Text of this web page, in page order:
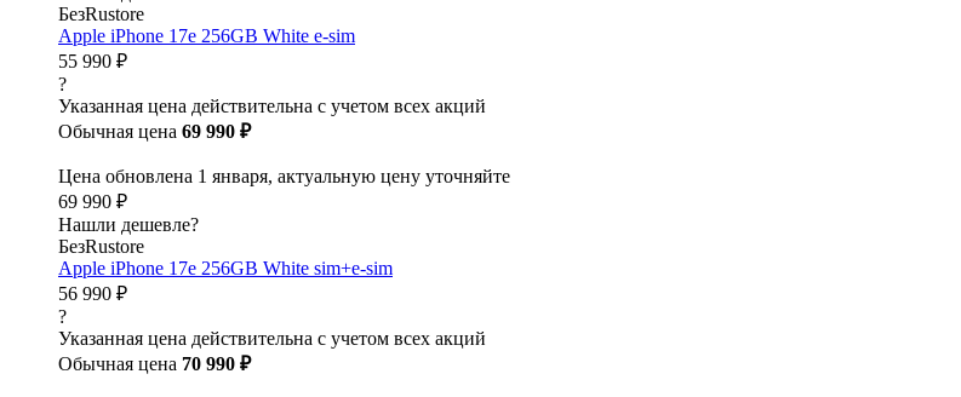
БезRustore
Apple iPhone 17e 256GB White e-sim
55 990 ₽
?
Указанная цена действительна с учетом всех акций
Обычная цена 69 990 ₽
Цена обновлена 1 января, актуальную цену уточняйте
69 990 ₽
Нашли дешевле?
БезRustore
Apple iPhone 17e 256GB White sim+e-sim
56 990 ₽
?
Указанная цена действительна с учетом всех акций
Обычная цена 70 990 ₽